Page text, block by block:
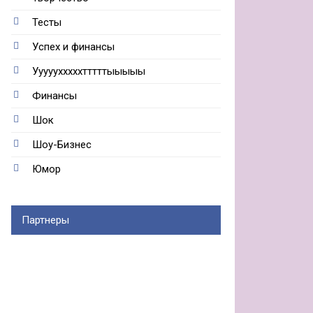
Тесты
Успех и финансы
Ууууухххххтттттыыыыы
Финансы
Шок
Шоу-Бизнес
Юмор
Партнеры